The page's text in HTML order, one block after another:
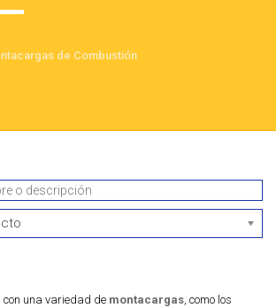
de Combustión
con una variedad de montacargas, como los